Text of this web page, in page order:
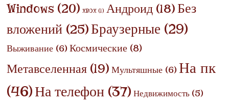
Windows (20) XBOX (1) Андроид (18)Без
вложений (25)Браузерные (29)
Выживание (6) Космические (8)
Метавселенная (19) Мультяшные (6) На пк
(46)На телефон (37) Недвижимость (5)